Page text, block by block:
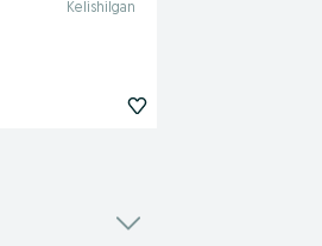
Kelishilgan